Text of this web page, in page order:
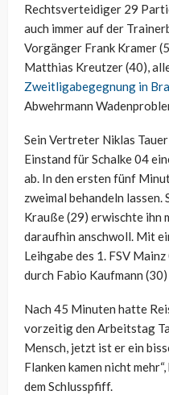
Rechtsverteidiger 29
auch immer auf der
Vorgänger Frank Kramer
Matthias Kreutzer (40),
Zweitligabegegnung in
Abwehrmann
Sein Vertreter Niklas
Einstand für Schalke 04
ab. In den ersten fünf
zweimal behandeln lassen.
Krauße (29) erwischte ihn
daraufhin anschwoll. Mit
Leihgabe des 1. FSV
durch Fabio Kaufmann
Nach 45 Minuten hatte
vorzeitig den Arbeitstag
Mensch, jetzt ist er ein
Flanken kamen nicht
dem Schlusspfiff.